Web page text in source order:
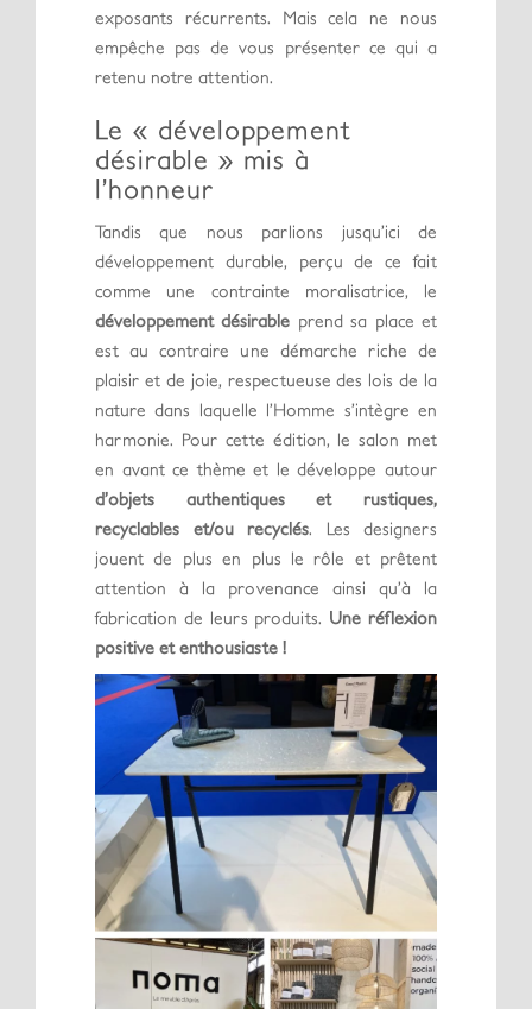
exposants récurrents. Mais cela ne nous
empêche pas de vous présenter ce qui a
retenu notre attention.
Le « développement
désirable » mis à
l’honneur
Tandis que nous parlions jusqu’ici de
développement durable, perçu de ce fait
comme une contrainte moralisatrice, le
développement désirable prend sa place et
est au contraire une démarche riche de
plaisir et de joie, respectueuse des lois de la
nature dans laquelle l’Homme s’intègre en
harmonie. Pour cette édition, le salon met
en avant ce thème et le développe autour
d’objets authentiques et rustiques,
recyclables et/ou recyclés. Les designers
jouent de plus en plus le rôle et prêtent
attention à la provenance ainsi qu’à la
fabrication de leurs produits. Une réflexion
positive et enthousiaste !